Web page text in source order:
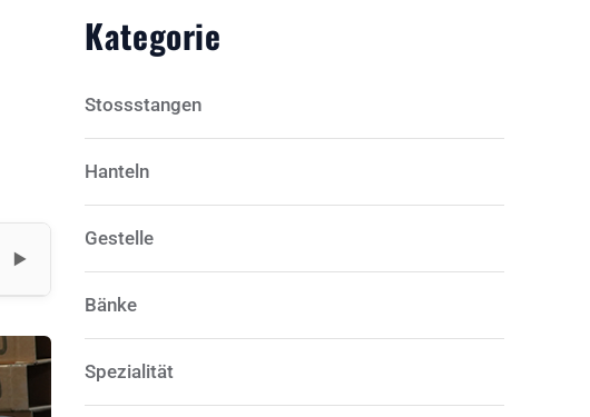
▼
Kategorie
Stossstangen
Hanteln
Gestelle
Bänke
Spezialität